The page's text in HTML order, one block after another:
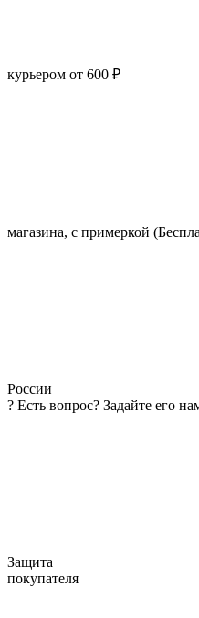
курьером от 600 ₽
магазина, с примеркой
России
? Есть вопрос? Задайте его
Защита
покупателя